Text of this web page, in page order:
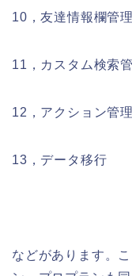
10，友達情報欄管理
11，カスタム検索
12，アクション管理
13，データ移行
などがあります。